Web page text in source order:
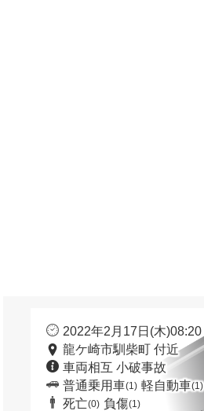
2022年2月17日(木)08:20
龍ケ崎市馴柴町 付近
車両相互 小破事故
普通乗用車(1) 軽自動車(1)
死亡(0) 負傷(1)